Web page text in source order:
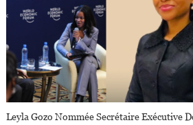
Leyla Gozo Nommée Secrétaire Exécutive